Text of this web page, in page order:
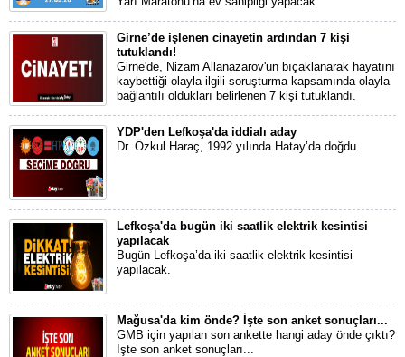
Girne’de işlenen cinayetin ardından 7 kişi
tutuklandı!
Girne'de, Nizam Allanazarov'un bıçaklanarak hayatını
kaybettiği olayla ilgili soruşturma kapsamında olayla
bağlantılı oldukları belirlenen 7 kişi tutuklandı.
YDP'den Lefkoşa'da iddialı aday
Dr. Özkul Haraç, 1992 yılında Hatay’da doğdu.
Lefkoşa'da bugün iki saatlik elektrik kesintisi
yapılacak
Bugün Lefkoşa’da iki saatlik elektrik kesintisi
yapılacak.
Mağusa'da kim önde? İşte son anket sonuçları...
GMB için yapılan son ankette hangi aday önde çıktı?
İşte son anket sonuçları...